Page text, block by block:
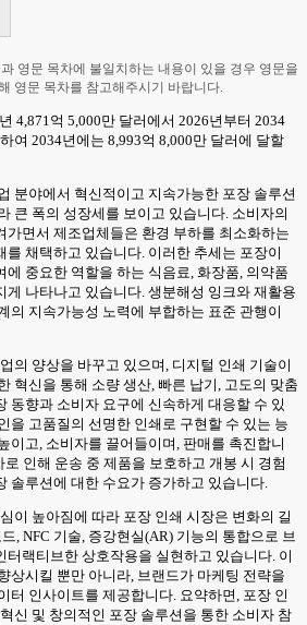
영문 목차에 불일치하는 내용이 있을 경우 영문을
영문 목차를 참고해주시기 바랍니다.
4,871억 5,000만 달러에서 2026년부터 2034
여 2034년에는 8,993억 8,000만 달러에 달할
분야에서 혁신적이고 지속가능한 포장 솔루션
큰 폭의 성장세를 보이고 있습니다. 소비자의
가면서 제조업체들은 환경 부하를 최소화하는
를 채택하고 있습니다. 이러한 추세는 포장이
에 중요한 역할을 하는 식음료, 화장품, 의약품
게 나타나고 있습니다. 생분해성 잉크와 재활용
의 지속가능성 노력에 부합하는 표준 관행이
의 양상을 바꾸고 있으며, 디지털 인쇄 기술이
혁신을 통해 소량 생산, 빠른 납기, 고도의 맞춤
동향과 소비자 요구에 신속하게 대응할 수 있
을 고품질의 선명한 인쇄로 구현할 수 있는 능
이고, 소비자를 끌어들이며, 판매를 촉진합니
로 인해 운송 중 제품을 보호하고 개봉 시 경험
솔루션에 대한 수요가 증가하고 있습니다.
이 높아짐에 따라 포장 인쇄 시장은 변화의 길
, NFC 기술, 증강현실(AR) 기능의 통합으로 브
터랙티브한 상호작용을 실현하고 있습니다. 이
상시킬 뿐만 아니라, 브랜드가 마케팅 전략을
터 인사이트를 제공합니다. 요약하면, 포장 인
신 및 창의적인 포장 솔루션을 통한 소비자 참